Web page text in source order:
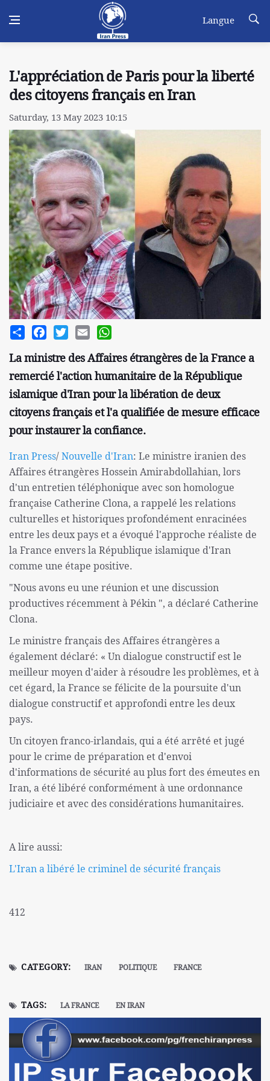
Langue
L'appréciation de Paris pour la liberté
des citoyens français en Iran
Saturday, 13 May 2023 10:15
Share FacebookTwitterEmail
La ministre des Affaires étrangères de la France a
remercié l'action humanitaire de la République
islamique d'Iran pour la libération de deux
citoyens français et l'a qualifiée de mesure efficace
pour instaurer la confiance.
Iran Press/Nouvelle d'Iran: Le ministre iranien des
Affaires étrangères Hossein Amirabdollahian, lors
d'un entretien téléphonique avec son homologue
française Catherine Clona, ​​a rappelé les relations
culturelles et historiques profondément enracinées
entre les deux pays et a évoqué l'approche réaliste de
la France envers la République islamique d'Iran
comme une étape positive.
"Nous avons eu une réunion et une discussion
productives récemment à Pékin ", a déclaré Catherine
Clona.
Le ministre français des Affaires étrangères a
également déclaré: « Un dialogue constructif est le
meilleur moyen d'aider à résoudre les problèmes, et à
cet égard, la France se félicite de la poursuite d'un
dialogue constructif et approfondi entre les deux
pays.
Un citoyen franco-irlandais, qui a été arrêté et jugé
pour le crime de préparation et d'envoi
d'informations de sécurité au plus fort des émeutes en
Iran, a été libéré conformément à une ordonnance
judiciaire et avec des considérations humanitaires.
A lire aussi:
L'Iran a libéré le criminel de sécurité français
412
CATEGORY: IRAN POLITIQUE FRANCE
TAGS: LA FRANCE EN IRAN